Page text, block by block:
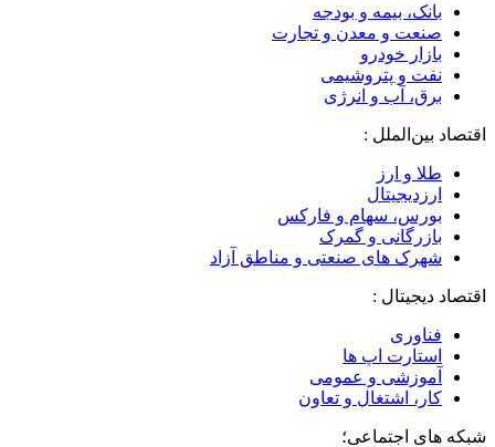
بانک، بیمه و بودجه
صنعت و معدن و تجارت
بازار خودرو
نفت و پتروشیمی
برق، آب و انرژی
اقتصاد بین‌الملل :
طلا و ارز
ارزدیجیتال
بورس، سهام و فارکس
بازرگانی و گمرک
شهرک های صنعتی و مناطق آزاد
اقتصاد دیجیتال :
فناوری
استارت اپ ها
آموزشی و عمومی
کار، اشتغال و تعاون
شبکه های اجتماعی؛